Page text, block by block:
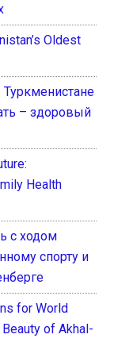
Oldest
– здоровый
Health
с ходом
спорту и
for World
of Akhal-